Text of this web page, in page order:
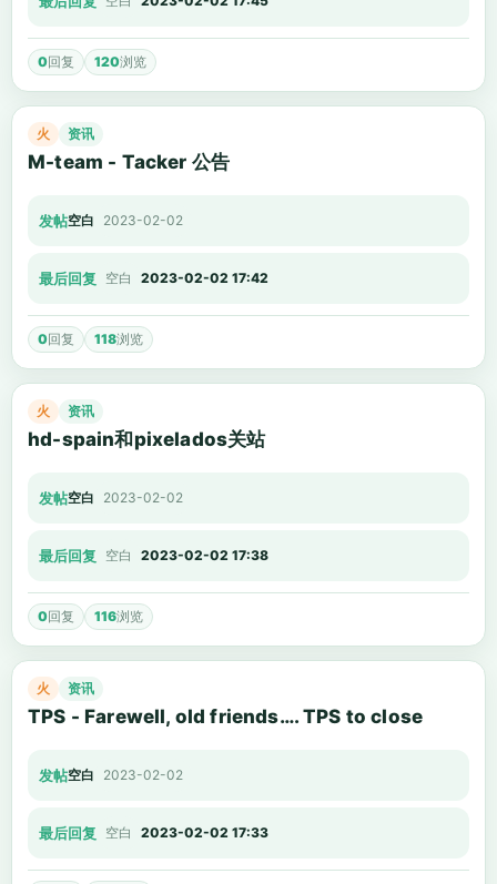
0回复 120浏览
火 资讯
M-team - Tacker 公告
发帖空白 2023-02-02
最后回复 空白 2023-02-02 17:42
0回复 118浏览
火 资讯
hd-spain和pixelados关站
发帖空白 2023-02-02
最后回复 空白 2023-02-02 17:38
0回复 116浏览
火 资讯
TPS - Farewell, old friends…. TPS to close
发帖空白 2023-02-02
最后回复 空白 2023-02-02 17:33